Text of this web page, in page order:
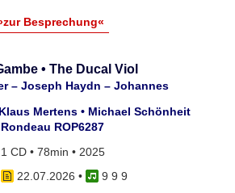
Besprechung«
• The Ducal Viol
– Joseph Haydn – Johannes
Mertens • Michael Schönheit
Rondeau ROP6287
1 CD • 78min • 2025
22.07.2026 •
9 9 9